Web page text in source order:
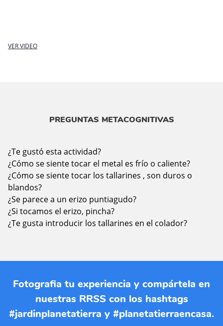
VER VIDEO
PREGUNTAS METACOGNITIVAS
¿Te gustó esta actividad?
¿Cómo se siente tocar el metal es frío o caliente?
¿Cómo se siente tocar los tallarines , son duros o
blandos?
¿Se parece a un erizo puntiagudo?
¿Si tocamos el erizo, pincha?
¿Te gusta introducir los tallarines en el colador?
Fotografia tu experiencia y compártela en
nuestras RRSS con los hashtags
#jardinplanetatierra y #planetatierraencasa.